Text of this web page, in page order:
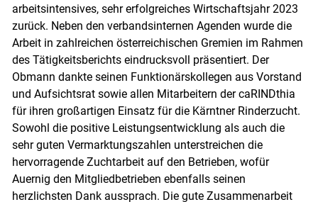
arbeitsintensives, sehr erfolgreiches Wirtschaftsjahr 2023
zurück. Neben den verbandsinternen Agenden wurde die
Arbeit in zahlreichen österreichischen Gremien im Rahmen
des Tätigkeitsberichts eindrucksvoll präsentiert. Der
Obmann dankte seinen Funktionärskollegen aus Vorstand
und Aufsichtsrat sowie allen Mitarbeitern der caRINDthia
für ihren großartigen Einsatz für die Kärntner Rinderzucht.
Sowohl die positive Leistungsentwicklung als auch die
sehr guten Vermarktungszahlen unterstreichen die
hervorragende Zuchtarbeit auf den Betrieben, wofür
Auernig den Mitgliedbetrieben ebenfalls seinen
herzlichsten Dank aussprach. Die gute Zusammenarbeit